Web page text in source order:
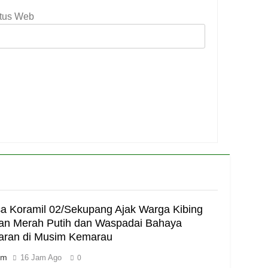
Web
Koramil 02/Sekupang Ajak Warga Kibing
Merah Putih dan Waspadai Bahaya
di Musim Kemarau
16 Jam Ago 0